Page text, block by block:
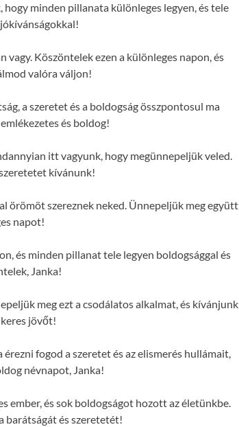
minden pillanata különleges legyen, és tele
vagy. Köszöntelek ezen a különleges napon, és
valóra váljon!
a szeretet és a boldogság összpontosul ma
és boldog!
itt vagyunk, hogy megünnepeljük veled.
kívánunk!
örömöt szereznek neked. Ünnepeljük meg együtt
napot!
és minden pillanat tele legyen boldogsággal és
Janka!
meg ezt a csodálatos alkalmat, és kívánjunk
jövőt!
fogod a szeretet és az elismerés hullámait,
névnapot, Janka!
ember, és sok boldogságot hozott az életünkbe.
barátságát és szeretetét!